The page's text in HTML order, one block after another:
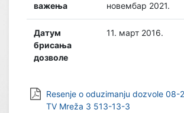
важења
новембар 2021.
Датум
брисања
дозволе
11. март 2016.
Resenje o oduzimanju dozvole 08-
TV Mreža 3 513-13-3